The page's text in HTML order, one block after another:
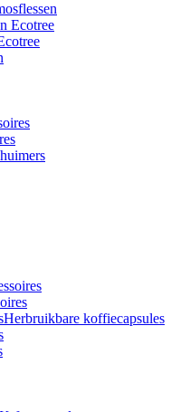
Herbruikbare koffiecapsules